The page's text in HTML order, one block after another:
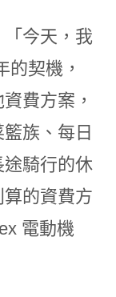
今天，我
契機，
費方案，
族、每日
騎行的休
的資費方
電動機